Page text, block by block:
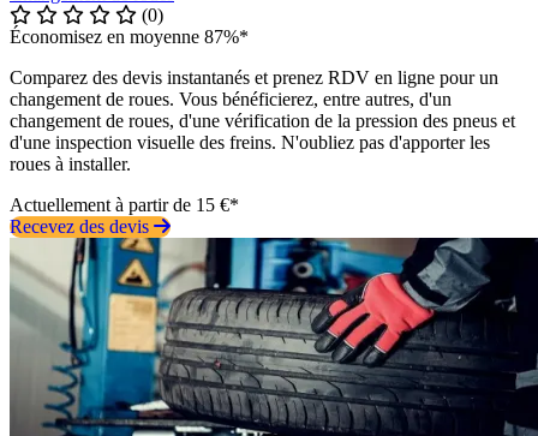
(0)
Économisez en moyenne 87%*
Comparez des devis instantanés et prenez RDV en ligne pour un
changement de roues. Vous bénéficierez, entre autres, d'un
changement de roues, d'une vérification de la pression des pneus et
d'une inspection visuelle des freins. N'oubliez pas d'apporter les
roues à installer.
Actuellement à partir de 15 €*
Recevez des devis